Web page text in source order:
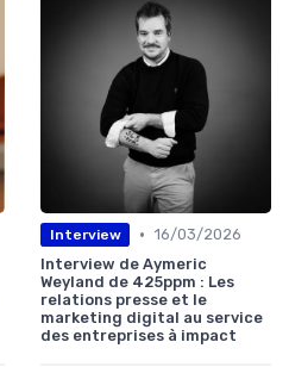
Interview • 16/03/2026
Interview de Aymeric
Weyland de 425ppm : Les
relations presse et le
marketing digital au service
des entreprises à impact